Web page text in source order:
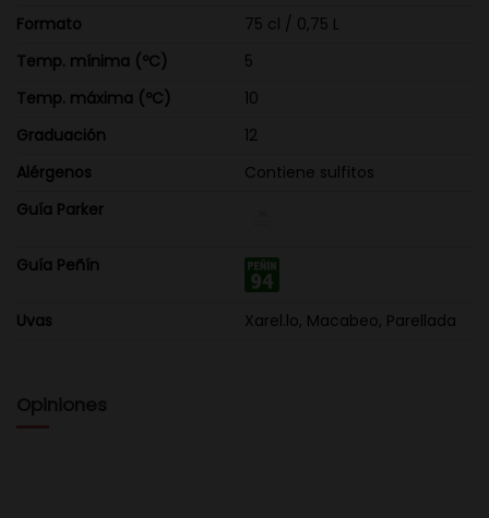
Formato
75 cl / 0,75 L
Temp. mínima (ºC)
5
Temp. máxima (ºC)
10
Graduación
12
Alérgenos
Contiene sulfitos
Guía Parker
Guía Peñín
Uvas Xarel.lo, Macabeo, Parellada
Opiniones